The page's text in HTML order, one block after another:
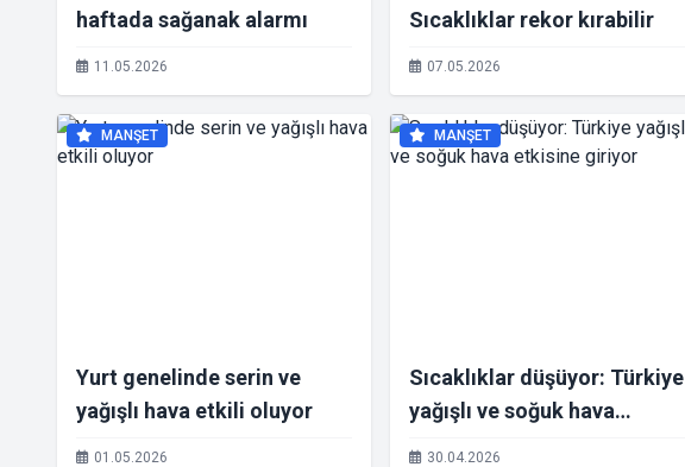
haftada sağanak alarmı
11.05.2026
Sıcaklıklar rekor kırabilir
07.05.2026
MANŞET
Yurt genelinde serin ve
yağışlı hava etkili oluyor
01.05.2026
MANŞET
Sıcaklıklar düşüyor: Türkiye
yağışlı ve soğuk hava
etkisine giriyor
30.04.2026